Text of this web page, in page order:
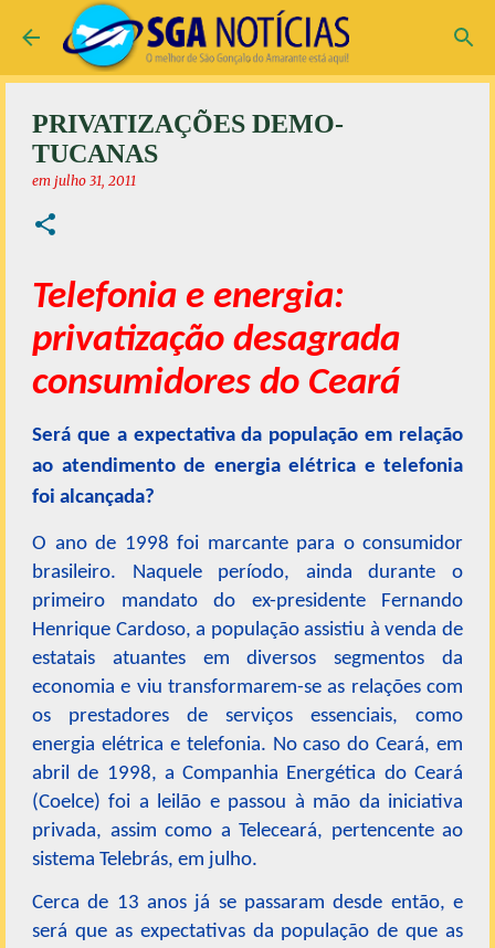
Pular para o conteúdo principal
PRIVATIZAÇÕES DEMO-
TUCANAS
em julho 31, 2011
Telefonia e energia:
privatização desagrada
consumidores do Ceará
Será que a expectativa da população em relação
ao atendimento de energia elétrica e telefonia
foi alcançada?
O ano de 1998 foi marcante para o consumidor
brasileiro. Naquele período, ainda durante o
primeiro mandato do ex-presidente Fernando
Henrique Cardoso, a população assistiu à venda de
estatais atuantes em diversos segmentos da
economia e viu transformarem-se as relações com
os prestadores de serviços essenciais, como
energia elétrica e telefonia. No caso do Ceará, em
abril de 1998, a Companhia Energética do Ceará
(Coelce) foi a leilão e passou à mão da iniciativa
privada, assim como a Teleceará, pertencente ao
sistema Telebrás, em julho.
Cerca de 13 anos já se passaram desde então, e
será que as expectativas da população de que as